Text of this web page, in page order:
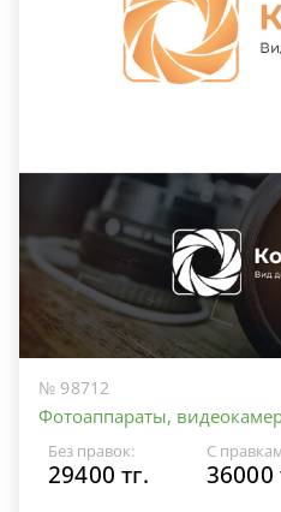
№ 98712
Фотоаппараты,
Без правок:
29400 тг.
С
36000